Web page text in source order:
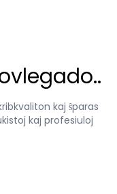
kaj ŝparas
kaj profesiuloj